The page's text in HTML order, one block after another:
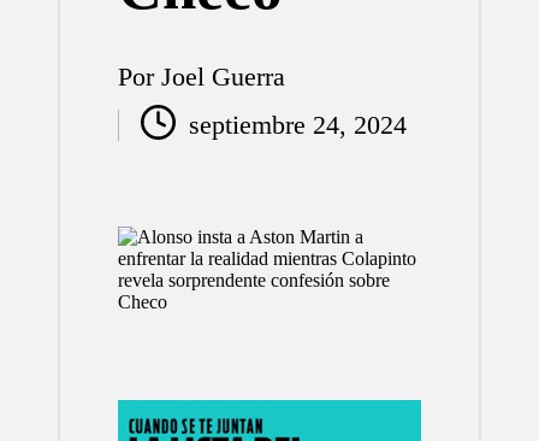
Publicado
por
Por Joel Guerra
septiembre 24, 2024